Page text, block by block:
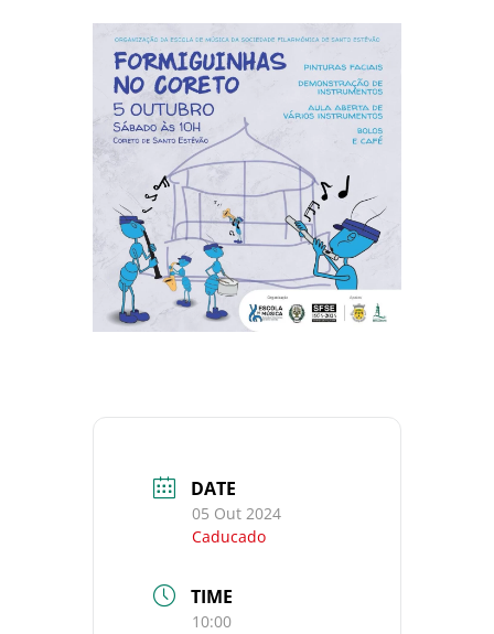
DATE
05 Out 2024
Caducado
TIME
10:00